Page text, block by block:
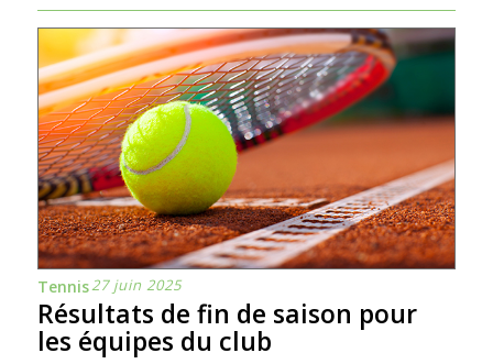
Tennis27 juin 2025
Résultats de fin de saison pour
les équipes du club